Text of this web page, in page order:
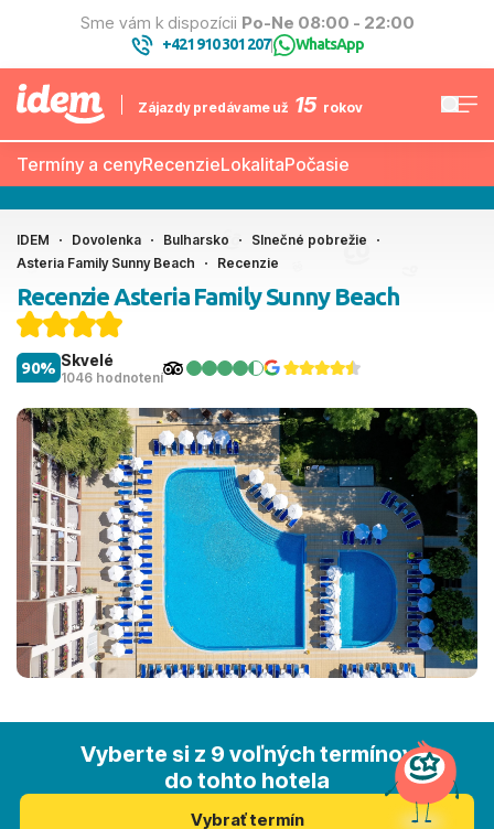
Sme vám k dispozícii Po-Ne 08:00 - 22:00
+421 910 301 207| WhatsApp
Zájazdy predávame už 15 rokov
Termíny a cenyRecenzieLokalitaPočasie
IDEM Dovolenka Bulharsko
Slnečné pobrežie
Asteria Family Sunny Beach
Recenzie
Recenzie Asteria Family Sunny Beach
Skvelé
1046 hodnotení
90%
Vyberte si z 9 voľných termínov
do tohto hotela
Vybrať termín